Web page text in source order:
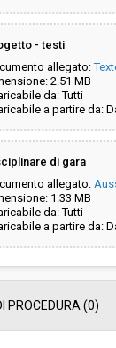
- testi
allegato:
2.51 MB
da: Tutti
a partire da:
di gara
allegato:
1.33 MB
da: Tutti
a partire da:
PROCEDURA (0)